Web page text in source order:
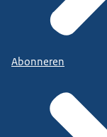
Abonneren